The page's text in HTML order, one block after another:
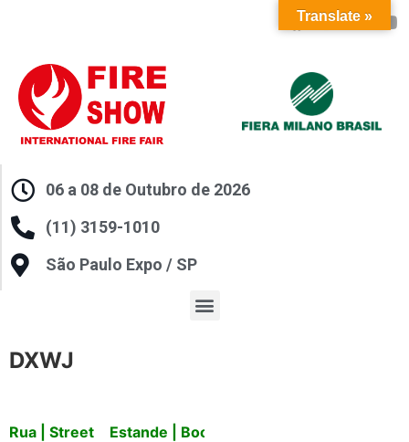
06 a 08 de Outubro de 2026
(11) 3159-1010
São Paulo Expo / SP
DXWJ
Rua | Street
Estande | Booth
Translate »